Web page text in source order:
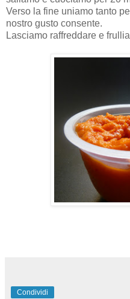
Verso la fine uniamo tanto
nostro gusto consente.
Lasciamo raffreddare e
Condividi